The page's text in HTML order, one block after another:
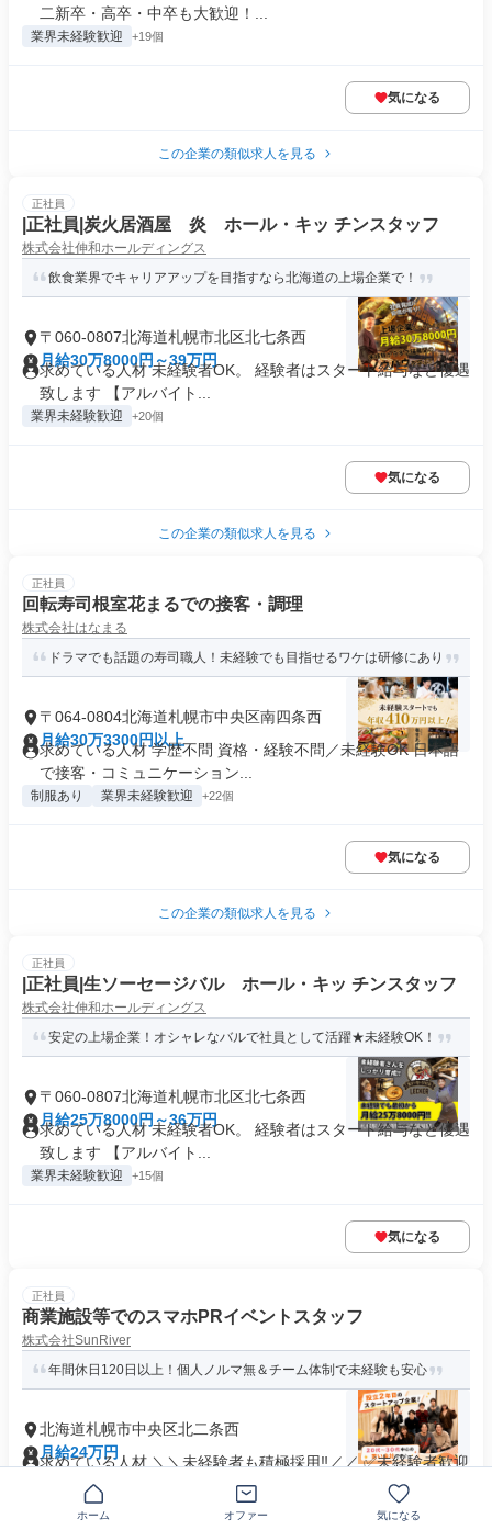
二新卒・高卒・中卒も大歓迎！...
業界未経験歓迎 +19個
気になる
この企業の類似求人を見る
正社員
|正社員|炭火居酒屋 炎 ホール・キッ チンスタッフ
株式会社伸和ホールディングス
飲食業界でキャリアアップを目指すなら北海道の上場企業で！
〒060-0807北海道札幌市北区北七条西
月給30万8000円～39万円
求めている人材 未経験者OK。 経験者はスタート給与など優遇
致します 【アルバイト...
業界未経験歓迎 +20個
気になる
この企業の類似求人を見る
正社員
回転寿司根室花まるでの接客・調理
株式会社はなまる
ドラマでも話題の寿司職人！未経験でも目指せるワケは研修にあり
〒064-0804北海道札幌市中央区南四条西
月給30万3300円以上
求めている人材 学歴不問 資格・経験不問／未経験OK 日本語
で接客・コミュニケーション...
制服あり 業界未経験歓迎 +22個
気になる
この企業の類似求人を見る
正社員
|正社員|生ソーセージバル ホール・キッ チンスタッフ
株式会社伸和ホールディングス
安定の上場企業！オシャレなバルで社員として活躍★未経験OK！
〒060-0807北海道札幌市北区北七条西
月給25万8000円～36万円
求めている人材 未経験者OK。 経験者はスタート給与など優遇
致します 【アルバイト...
業界未経験歓迎 +15個
気になる
正社員
商業施設等でのスマホPRイベントスタッフ
株式会社SunRiver
年間休日120日以上！個人ノルマ無＆チーム体制で未経験も安心
北海道札幌市中央区北二条西
月給24万円
求めている人材 ＼＼未経験者も積極採用‼／／ ✅未経験者歓迎
✅要普通運転免許(AT限...
制服あり 業界未経験歓迎
ホーム オファー 気になる